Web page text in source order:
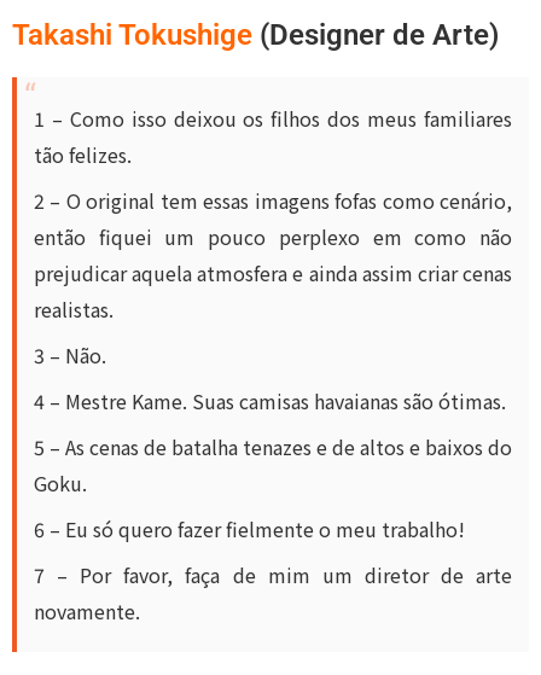
Takashi Tokushige (Designer de Arte)
1 – Como isso deixou os filhos dos meus familiares
tão felizes.
2 – O original tem essas imagens fofas como cenário,
então fiquei um pouco perplexo em como não
prejudicar aquela atmosfera e ainda assim criar cenas
realistas.
3 – Não.
4 – Mestre Kame. Suas camisas havaianas são ótimas.
5 – As cenas de batalha tenazes e de altos e baixos do
Goku.
6 – Eu só quero fazer fielmente o meu trabalho!
7 – Por favor, faça de mim um diretor de arte
novamente.